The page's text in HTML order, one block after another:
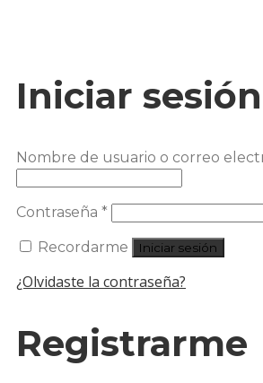
Iniciar sesión
Nombre de usuario o correo
Contraseña *
Recordarme Iniciar sesión
¿Olvidaste la contraseña?
Registrarme